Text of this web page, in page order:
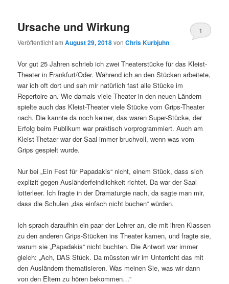
Ursache und Wirkung
Veröffentlicht amAugust 29, 2018vonChris Kurbjuhn
1
Vor gut 25 Jahren schrieb ich zwei Theaterstücke für das Kleist-
Theater in Frankfurt/Oder. Während ich an den Stücken arbeitete,
war ich oft dort und sah mir natürlich fast alle Stücke im
Repertoire an. Wie damals viele Theater in den neuen Ländern
spielte auch das Kleist-Theater viele Stücke vom Grips-Theater
nach. Die kannte da noch keiner, das waren Super-Stücke, der
Erfolg beim Publikum war praktisch vorprogrammiert. Auch am
Kleist-Thetaer war der Saal immer bruchvoll, wenn was vom
Grips gespielt wurde.
Nur bei „Ein Fest für Papadakis“ nicht, einem Stück, dass sich
explizit gegen Ausländerfeindlichkeit richtet. Da war der Saal
lotterleer. Ich fragte in der Dramaturgie nach, da sagte man mir,
dass die Schulen „das einfach nicht buchen“ würden.
Ich sprach daraufhin ein paar der Lehrer an, die mit ihren Klassen
zu den anderen Grips-Stücken ins Theater kamen, und fragte sie,
warum sie „Papadakis“ nicht buchten. Die Antwort war immer
gleich: „Ach, DAS Stück. Da müssten wir im Unterricht das mit
den Ausländern thematisieren. Was meinen Sie, was wir dann
von den Eltern zu hören bekommen…“